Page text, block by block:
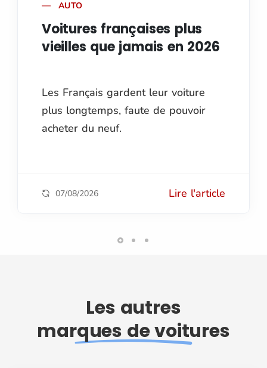
AUTO
Voitures françaises plus
vieilles que jamais en 2026
Les Français gardent leur voiture
plus longtemps, faute de pouvoir
acheter du neuf.
07/08/2026 Lire l'article
Les autres
marques de voitures